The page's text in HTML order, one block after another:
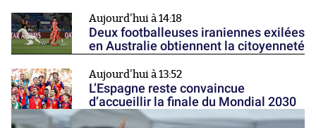
Aujourd'hui à 14:18
Deux footballeuses iraniennes exilées
en Australie obtiennent la citoyenneté
Aujourd'hui à 13:52
L’Espagne reste convaincue
d’accueillir la finale du Mondial 2030